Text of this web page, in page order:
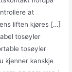
at
liften kjøres […]
tosøyler
tosøyler
kjenner kanskje